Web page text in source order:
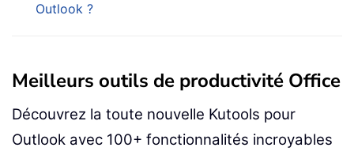
Outlook ?
Meilleurs outils de productivité Office
Découvrez la toute nouvelle Kutools pour
Outlook avec 100+ fonctionnalités incroyables